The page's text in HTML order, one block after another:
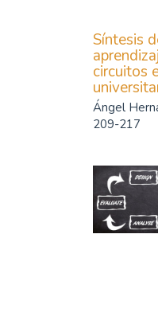
Síntesis
circuitos
Ángel
209-217